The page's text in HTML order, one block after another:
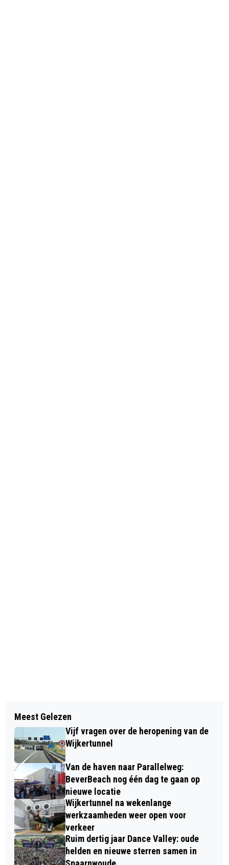
HALVE FINALES CRUYFF COURT
KAMPIOENSCHAPPEN 2017
NATUUREXCURSIES BIJ TATA STEEL
Meest Gelezen
Vijf vragen over de heropening van de
Wijkertunnel
Van de haven naar Parallelweg:
BeverBeach nog één dag te gaan op
nieuwe locatie
Wijkertunnel na wekenlange
werkzaamheden weer open voor
verkeer
Ruim dertig jaar Dance Valley: oude
helden en nieuwe sterren samen in